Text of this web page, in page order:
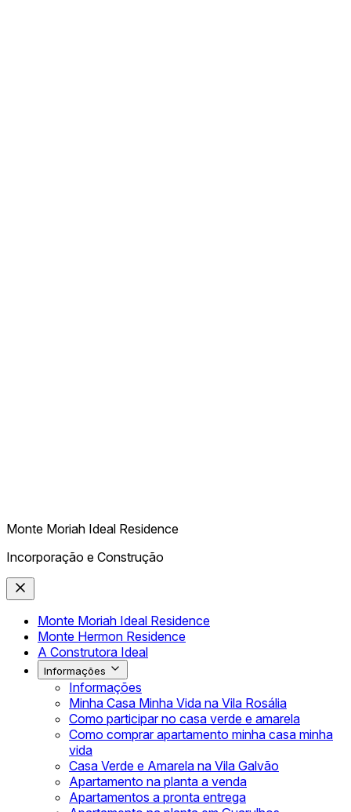
Monte Moriah Ideal Residence
Incorporação e Construção
Monte Moriah Ideal Residence
Monte Hermon Residence
A Construtora Ideal
Informações
Informações
Minha Casa Minha Vida na Vila Rosália
Como participar no casa verde e amarela
Como comprar apartamento minha casa minha
vida
Casa Verde e Amarela na Vila Galvão
Apartamento na planta a venda
Apartamentos a pronta entrega